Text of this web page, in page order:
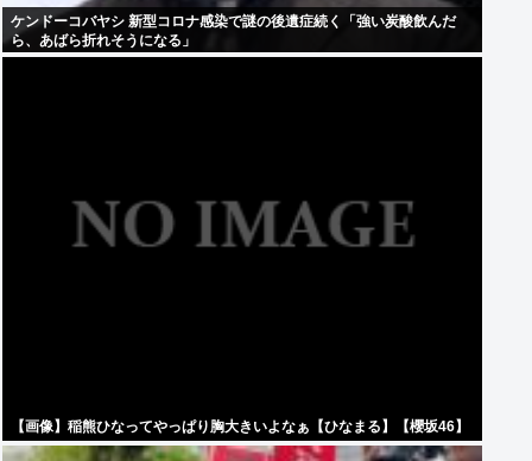
ケンドーコバヤシ 新型コロナ感染で謎の後遺症続く「強い炭酸飲んだ
ら、あばら折れそうになる」
【画像】稲熊ひなってやっぱり胸大きいよなぁ【ひなまる】【櫻坂46】